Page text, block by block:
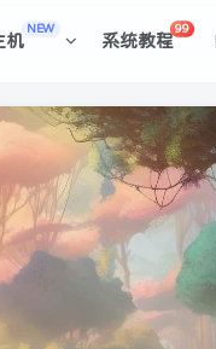
机
NEW
系统教程
99